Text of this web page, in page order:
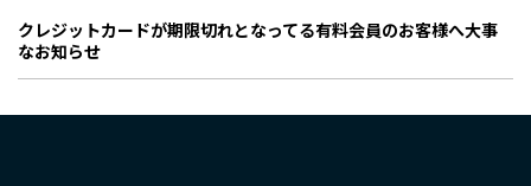
クレジットカードが期限切れとなってる有料会員のお客様へ大事
なお知らせ